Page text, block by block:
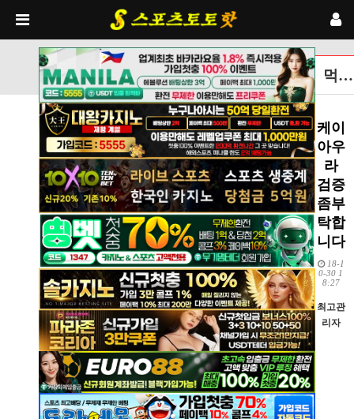
먹튀검증토토사이트 글보기
케이
아우
라
검증
좀부
탁합
니다
18-1
0-30 1
8:27
최고관
리자